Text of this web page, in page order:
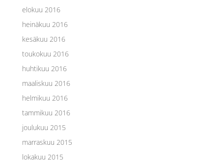
elokuu 2016
heinäkuu 2016
kesäkuu 2016
toukokuu 2016
huhtikuu 2016
maaliskuu 2016
helmikuu 2016
tammikuu 2016
joulukuu 2015
marraskuu 2015
lokakuu 2015